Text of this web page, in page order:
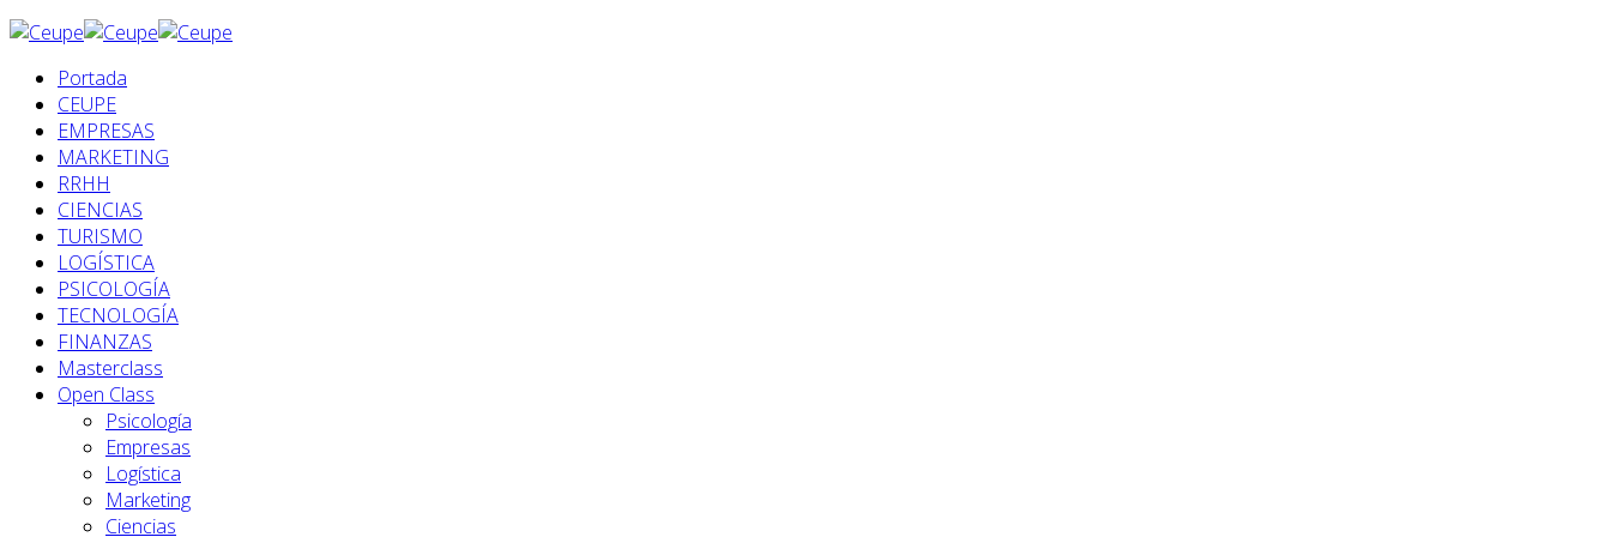
Portada
CEUPE
EMPRESAS
MARKETING
RRHH
CIENCIAS
TURISMO
LOGÍSTICA
PSICOLOGÍA
TECNOLOGÍA
FINANZAS
Masterclass
Open Class
Psicología
Empresas
Logística
Marketing
Ciencias